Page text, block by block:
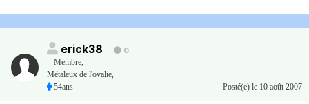
erick38
0
Membre,
Métaleux de l'ovalie,
54ans
Posté(e) le 10 août 2007